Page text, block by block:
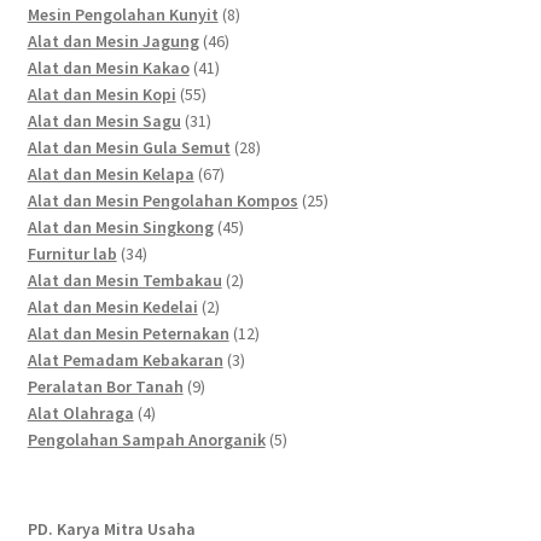
products
Mesin Pengolahan Kunyit 88
Alat dan Mesin Jagung 4646
Alat dan Mesin Kakao 4141
Alat dan Mesin Kopi 5555
products
Alat dan Mesin Sagu 3131
products
Alat dan Mesin Gula Semut 2828
Alat dan Mesin Kelapa 6767
products
Alat dan Mesin Pengolahan Kompos 2525
Alat dan Mesin Singkong 4545
Furnitur lab 3434
products
Alat dan Mesin Tembakau 22
Alat dan Mesin Kedelai 22
products
Alat dan Mesin Peternakan 1212
Alat Pemadam Kebakaran 33
Peralatan Bor Tanah 99
Alat Olahraga 44
products
Pengolahan Sampah Anorganik 55
PD. Karya Mitra Usaha